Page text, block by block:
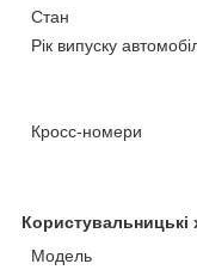
Стан
Рік випуску
Кросс-номери
Користувальницькі
Модель